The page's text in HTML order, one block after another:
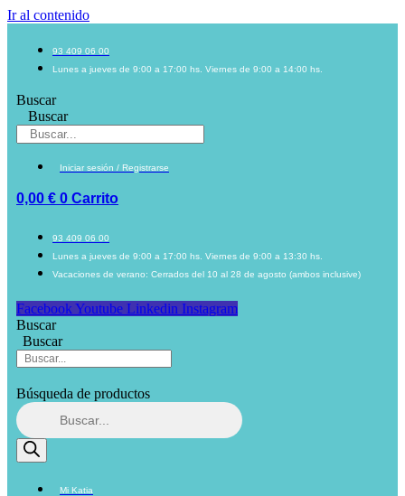
Ir al contenido
93 409 06 00
Lunes a jueves de 9:00 a 17:00 hs. Viernes de 9:00 a 14:00 hs.
Buscar
Buscar
Iniciar sesión / Registrarse
0,00 € 0 Carrito
93 409 06 00
Lunes a jueves de 9:00 a 17:00 hs. Viernes de 9:00 a 13:30 hs.
Vacaciones de verano: Cerrados del 10 al 28 de agosto (ambos inclusive)
Facebook Youtube Linkedin Instagram
Buscar
Buscar
Búsqueda de productos
Mi Katia